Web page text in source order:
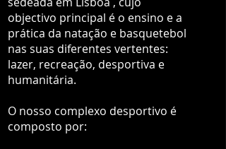
objectivo principal é o ensino e a
prática da natação e basquetebol
nas suas diferentes vertentes:
lazer, recreação, desportiva e
humanitária.
O nosso complexo desportivo é
composto por: